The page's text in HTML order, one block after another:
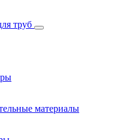
труб
материалы